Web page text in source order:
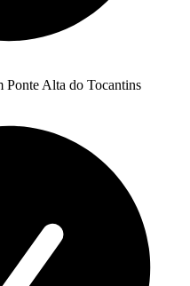
Ponte Alta do Tocantins